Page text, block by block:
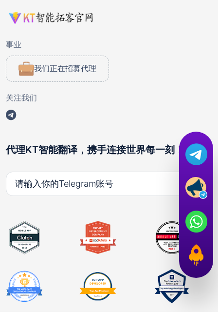
事业
我们正在招募代理
关注我们
代理KT智能翻译，携手连接世界每一刻！